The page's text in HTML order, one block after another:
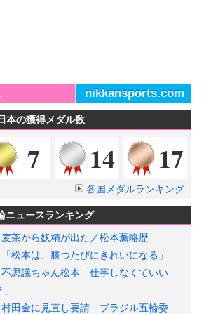
nikkansports.com
本の獲得メダル数
金メダル
7 銀メダル
14 17
各国メダルランキング
ニュースランキング
麦茶から妖精が出た／松本薫略歴
「松本は、勝つたびにきれいになる」
不思議ちゃん松本「仕事しなくていい
村田金に見直し要請 ブラジル五輪委